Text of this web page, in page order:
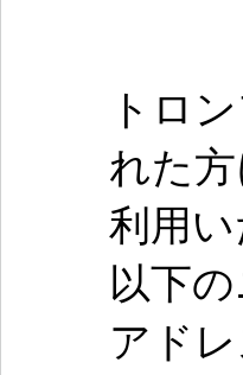
トロ
れた
利用
以下
アド